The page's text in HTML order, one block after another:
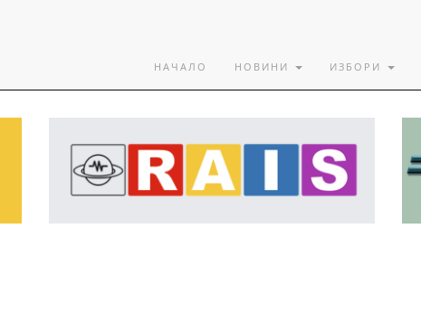
НАЧАЛО НОВИНИ ИЗБОРИ